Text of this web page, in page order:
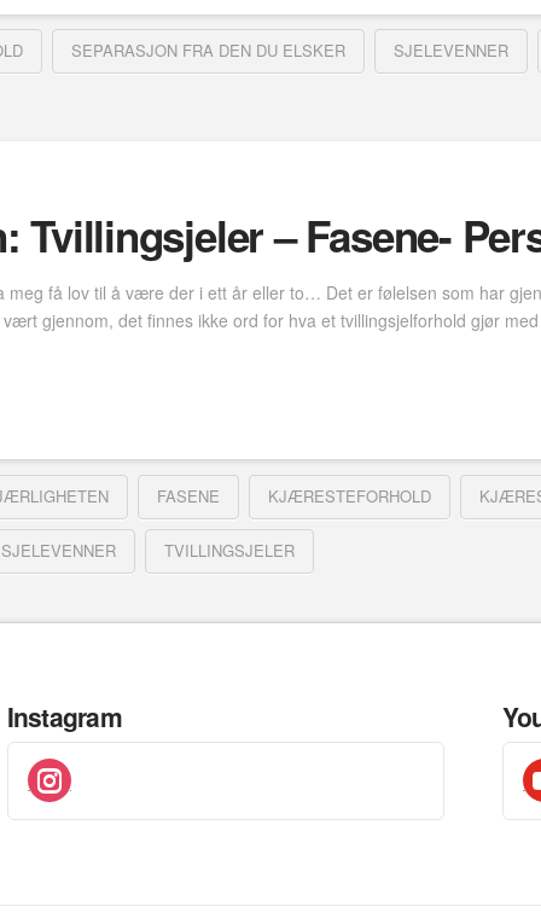
SEPARASJON FRA DEN DU ELSKER SJELEVENNER
– Fasene-
få lov til å være der i ett år eller to… Det er følelsen som har
gjennom, det finnes ikke ord for hva et tvillingsjelforhold gjør
FASENE KJÆRESTEFORHOLD
SJELEVENNER TVILLINGSJELER
Instagram
instagram